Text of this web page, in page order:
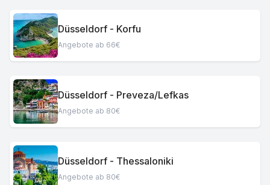
Düsseldorf - Korfu
Angebote ab 66€
Düsseldorf - Preveza/Lefkas
Angebote ab 80€
Düsseldorf - Thessaloniki
Angebote ab 80€